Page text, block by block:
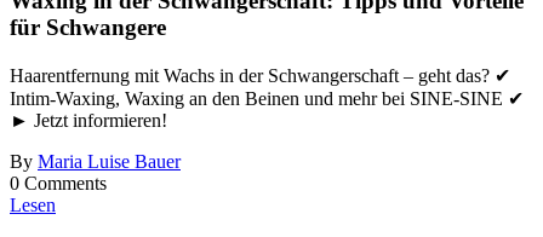
für Schwangere
Haarentfernung mit Wachs in der Schwangerschaft – geht das? ✔
Intim-Waxing, Waxing an den Beinen und mehr bei SINE-SINE ✔
► Jetzt informieren!
By Maria Luise Bauer
0 Comments
Lesen